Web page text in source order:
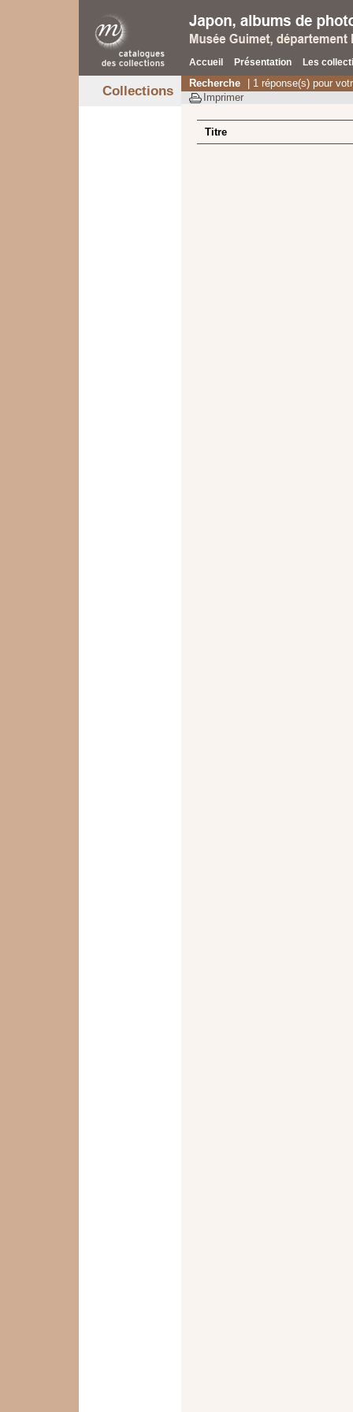
Accueil Présentation Les
Collections
Recherche
| 1 réponse(s) pour
Imprimer
Titre